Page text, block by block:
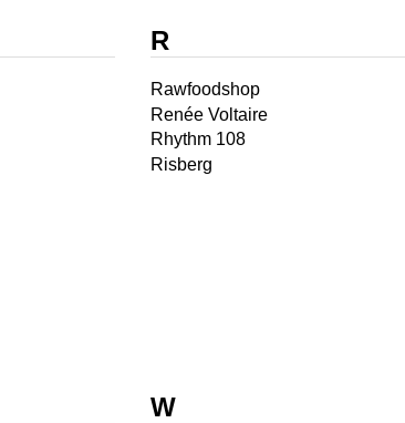
R
Rawfoodshop
Renée Voltaire
Rhythm 108
Risberg
W